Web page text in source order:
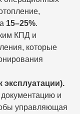
15–25%.
КПД и
которые
эксплуатации).
и
управляющая